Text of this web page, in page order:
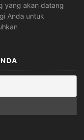
yang akan datang
Anda untuk